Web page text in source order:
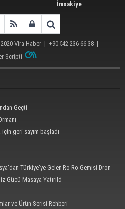
İmsakiye
Vira Haber | +90 542 236 66 38 |
Scripti
Geçti
geri sayım başladı
Türkiye'ye Gelen Ro-Ro Gemisi Dron
Gücü Masaya Yatırıldı
ve Ürün Serisi Rehberi